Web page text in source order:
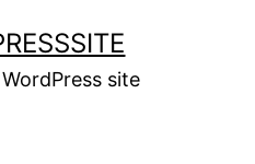
site